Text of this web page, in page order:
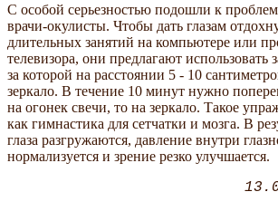
С особой серьезностью подошли к
врачи-окулисты. Чтобы дать глазам
длительных занятий на компьютере или
телевизора, они предлагают использовать
за которой на расстоянии 5 - 10
зеркало. В течение 10 минут нужно
на огонек свечи, то на зеркало. Такое
как гимнастика для сетчатки и мозга. В
глаза разгружаются, давление внутри
нормализуется и зрение резко улучшается.